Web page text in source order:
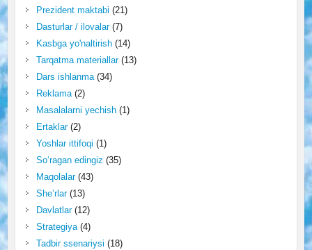
Prezident maktabi (21)
Dasturlar / ilovalar(7)
Kasbga yo'naltirish(14)
Tarqatma materiallar(13)
Dars ishlanma(34)
Reklama(2)
Masalalarni yechish(1)
Ertaklar(2)
Yoshlar ittifoqi (1)
So‘ragan edingiz (35)
Maqolalar(43)
She’rlar(13)
Davlatlar(12)
Strategiya(4)
Tadbir ssenariysi (18)